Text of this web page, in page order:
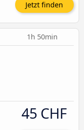
Jetzt finden
1h 50min
45 CHF